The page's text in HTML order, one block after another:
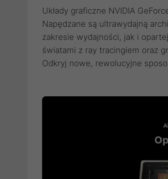
Układy graficzne NVIDIA
Napędzane są ultrawydajną
zakresie wydajności, jak i
światami z ray tracingiem oraz
Odkryj nowe, rewolucyjne